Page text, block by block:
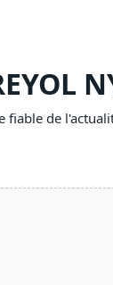
fiable de